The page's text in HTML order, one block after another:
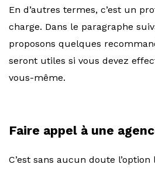
En d’autres termes, c’est un
charge. Dans le paragraphe
proposons quelques
seront utiles si vous devez
vous-même.
Faire appel à une
C’est sans aucun doute